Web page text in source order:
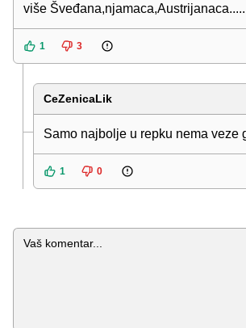
više Šveđana,njamaca,Austrijanaca.....
1 3
CeZenicaLik
Samo najbolje u repku nema veze
1 0
Komentar